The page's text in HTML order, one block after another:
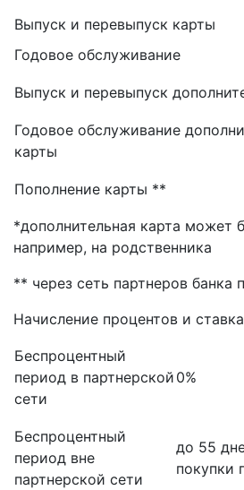
Выпуск и перевыпуск карты
Годовое обслуживание
Выпуск и перевыпуск
Годовое обслуживание
карты
Пополнение карты **
*дополнительная карта может
например, на родственника
** через сеть партнеров банка
Начисление процентов и ставка
Беспроцентный
период в партнерской
сети
0%
Беспроцентный
период вне
партнерской сети
до 55
покупки